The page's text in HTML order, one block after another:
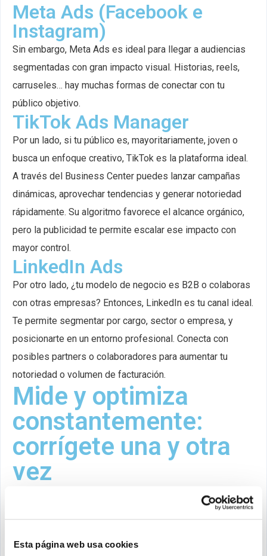
Esta página web usa cookies
Meta Ads (Facebook e
Instagram)
Sin embargo, Meta Ads es ideal para llegar a audiencias
segmentadas con gran impacto visual. Historias, reels,
carruseles… hay muchas formas de conectar con tu
público objetivo.
TikTok Ads Manager
Por un lado, si tu público es, mayoritariamente, joven o
busca un enfoque creativo, TikTok es la plataforma ideal.
A través del Business Center puedes lanzar campañas
dinámicas, aprovechar tendencias y generar notoriedad
rápidamente. Su algoritmo favorece el alcance orgánico,
pero la publicidad te permite escalar ese impacto con
mayor control.
LinkedIn Ads
Por otro lado, ¿tu modelo de negocio es B2B o colaboras
con otras empresas? Entonces, LinkedIn es tu canal ideal.
Te permite segmentar por cargo, sector o empresa, y
posicionarte en un entorno profesional. Conecta con
posibles partners o colaboradores para aumentar tu
notoriedad o volumen de facturación.
Mide y optimiza
constantemente:
corrígete una y otra
vez
Lanzar una estrategia digital no es un proceso estático,
sino un ciclo continuo de prueba, análisis y mejora. Lo que
Por eso, medirlo todo es fundamental.